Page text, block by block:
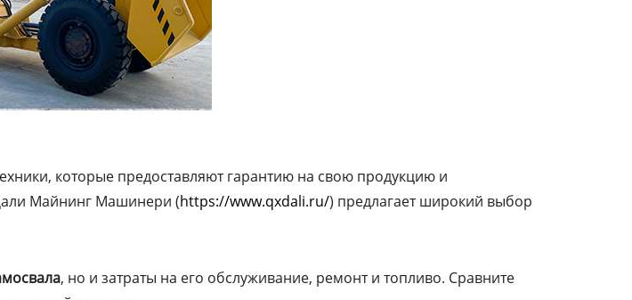
которые предоставляют гарантию на свою продукцию и
Майнинг Машинери (https://www.qxdali.ru/) предлагает широкий выбор
, но и затраты на его обслуживание, ремонт и топливо. Сравните